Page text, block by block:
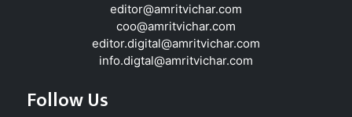
editor@amritvichar.com
coo@amritvichar.com
editor.digital@amritvichar.com
info.digtal@amritvichar.com
Follow Us